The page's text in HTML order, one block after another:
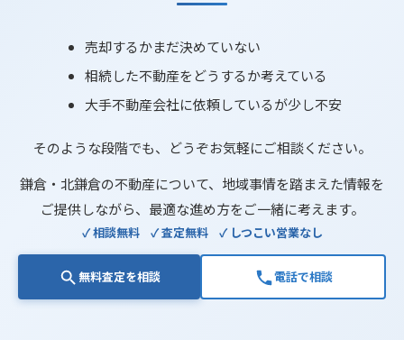
売却するかまだ決めていない
相続した不動産をどうするか考えている
大手不動産会社に依頼しているが少し不安
そのような段階でも、どうぞお気軽にご相談ください。
鎌倉・北鎌倉の不動産について、 地域事情を踏まえた情報を
ご提供しながら、 最適な進め方をご一緒に考えます。
✓ 相談無料 ✓ 査定無料 ✓ しつこい営業なし
無料査定を相談 電話で相談